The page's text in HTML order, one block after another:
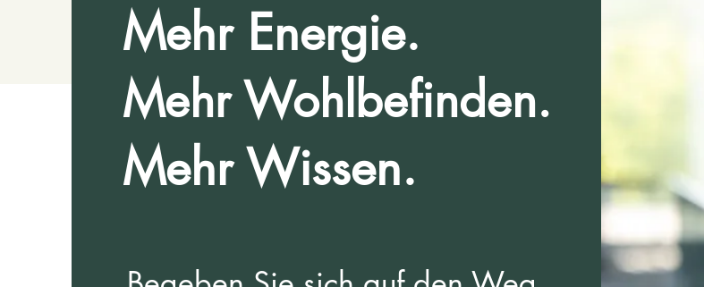
Mehr Energie.
Mehr Wohlbefinden.
Mehr Wissen.